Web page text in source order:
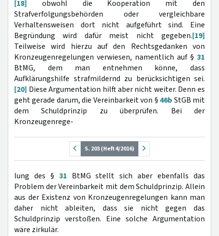
[18] obwohl die Kooperation mit den
Strafverfolgungsbehörden oder vergleichbare
Verhaltensweisen dort nicht aufgeführt sind. Eine
Begründung wird dafür meist nicht gegeben.[19]
Teilweise wird hierzu auf den Rechtsgedanken von
Kronzeugenregelungen verwiesen, namentlich auf § 31
BtMG, dem man entnehmen könne, dass
Aufklärungshilfe strafmildernd zu berücksichtigen sei.
[20] Diese Argumentation hilft aber nicht weiter. Denn es
geht gerade darum, die Vereinbarkeit von §46bStGB mit
dem Schuldprinzip zu überprüfen. Bei der
Kronzeugenrege-
S. 203 (Heft 4/2016)
lung des § 31 BtMG stellt sich aber ebenfalls das
Problem der Vereinbarkeit mit dem Schuldprinzip. Allein
aus der Existenz von Kronzeugenregelungen kann man
daher nicht ableiten, dass sie nicht gegen das
Schuldprinzip verstoßen. Eine solche Argumentation
wäre zirkulär.